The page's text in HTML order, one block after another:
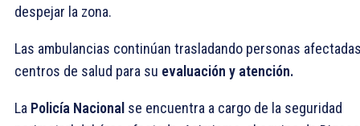
despejar la zona.
Las ambulancias continúan trasladando personas
centros de salud para su evaluación y atención.
La Policía Nacional se encuentra a cargo de la seguridad